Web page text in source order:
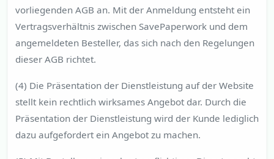
vorliegenden AGB an. Mit der Anmeldung entsteht ein
Vertragsverhältnis zwischen SavePaperwork und dem
angemeldeten Besteller, das sich nach den Regelungen
dieser AGB richtet.
(4) Die Präsentation der Dienstleistung auf der Website
stellt kein rechtlich wirksames Angebot dar. Durch die
Präsentation der Dienstleistung wird der Kunde lediglich
dazu aufgefordert ein Angebot zu machen.